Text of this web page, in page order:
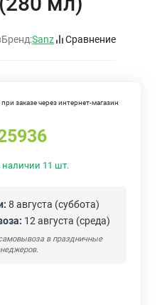
Бренд:Sanz Сравнение
заказе через интернет-магазин
наличии 11 шт.
8 августа (суббота)
12 августа (среда)
в праздничные